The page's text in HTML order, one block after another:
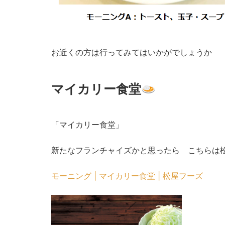
お近くの方は行ってみてはいかがでしょうか
マイカリー食堂
「マイカリー食堂」
新たなフランチャイズかと思ったら こちらは
モーニング | マイカリー食堂 | 松屋フーズ